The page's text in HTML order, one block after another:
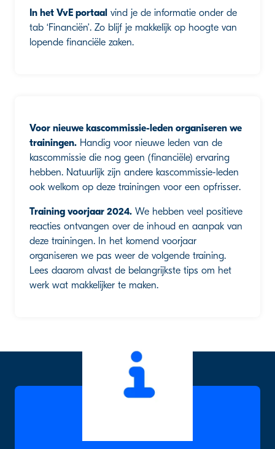
In het VvE portaal vind je de informatie onder de
tab ‘Financiën’. Zo blijf je makkelijk op hoogte van
lopende financiële zaken.
Voor nieuwe kascommissie-leden organiseren we
trainingen. Handig voor nieuwe leden van de
kascommissie die nog geen (financiële) ervaring
hebben. Natuurlijk zijn andere kascommissie-leden
ook welkom op deze trainingen voor een opfrisser.
Training voorjaar 2024. We hebben veel positieve
reacties ontvangen over de inhoud en aanpak van
deze trainingen. In het komend voorjaar
organiseren we pas weer de volgende training.
Lees daarom alvast de belangrijkste tips om het
werk wat makkelijker te maken.